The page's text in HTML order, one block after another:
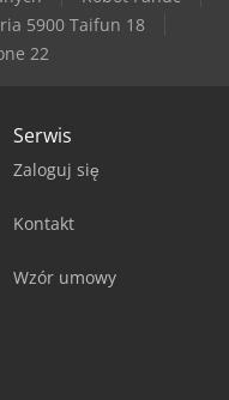
5900 Taifun 18
22
Serwis
Zaloguj się
Kontakt
Wzór umowy